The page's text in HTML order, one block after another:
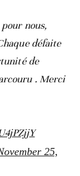
nous,
défaite
de
. Merci
25,